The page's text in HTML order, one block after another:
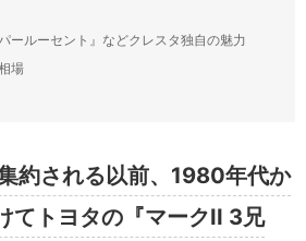
ールーセント』などクレスタ独自の魅力
場
約される以前、1980年代か
てトヨタの『マークII 3兄